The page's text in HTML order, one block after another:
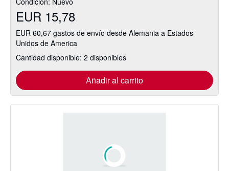
EUR 15,78
EUR 60,67 gastos de envío desde Alemania a Estados
Unidos de America
Cantidad disponible: 2 disponibles
Añadir al carrito